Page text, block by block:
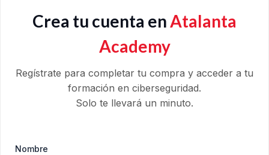
Crea tu cuenta enAtalanta
Academy
Regístrate para completar tu compra y acceder a tu
formación en ciberseguridad.
Solo te llevará un minuto.
Nombre